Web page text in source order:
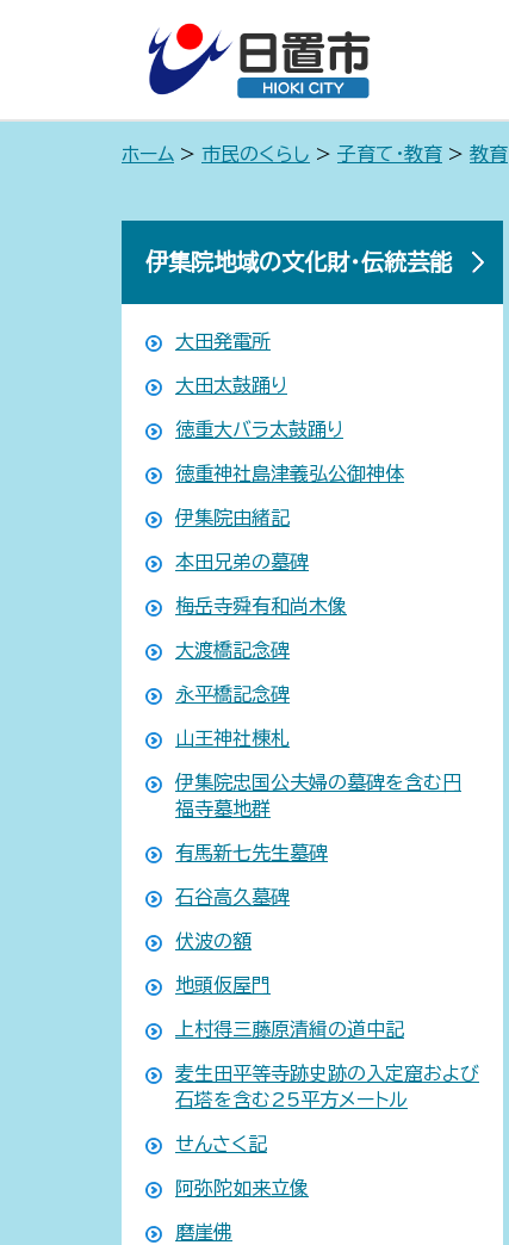
ホーム > 市民のくらし > 子育て・教育 > 教育
伊集院地域の文化財・伝統芸能
大田発電所
大田太鼓踊り
徳重大バラ太鼓踊り
徳重神社島津義弘公御神体
伊集院由緒記
本田兄弟の墓碑
梅岳寺舜有和尚木像
大渡橋記念碑
永平橋記念碑
山王神社棟札
伊集院忠国公夫婦の墓碑を含む円
福寺墓地群
有馬新七先生墓碑
石谷高久墓碑
伏波の額
地頭仮屋門
上村得三藤原清緝の道中記
麦生田平等寺跡史跡の入定窟および
石塔を含む25平方メートル
せんさく記
阿弥陀如来立像
磨崖佛